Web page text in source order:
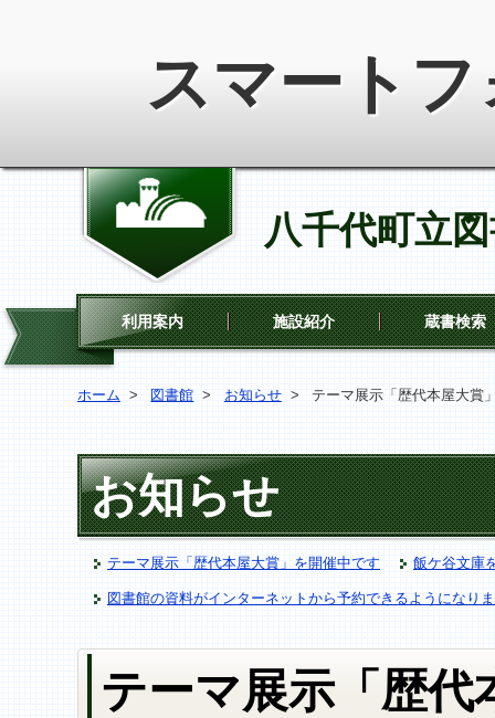
スマート
八千代町立
利用案内 施設紹介 蔵書検索
ホーム > 図書館 > お知らせ > テーマ展示「歴代本屋大賞
お知らせ
テーマ展示「歴代本屋大賞」を開催中です 飯ケ谷文庫
図書館の資料がインターネットから予約できるようになり
テーマ展示「歴代